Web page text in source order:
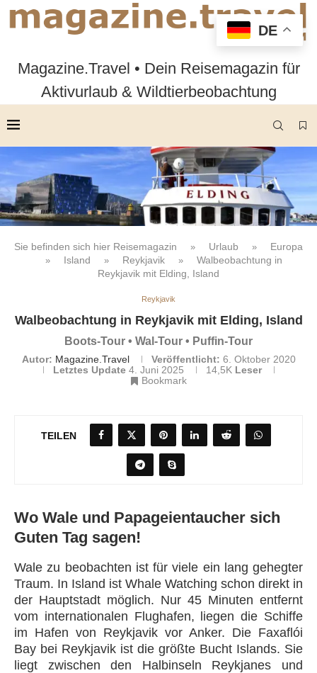
Magazine.Travel • Dein Reisemagazin für
Aktivurlaub & Wildtierbeobachtung
Sie befinden sich hier Reisemagazin » Urlaub » Europa
» Island » Reykjavik »
Walbeobachtung in
Reykjavik mit Elding, Island
Reykjavik
Walbeobachtung in Reykjavik mit Elding, Island
Boots-Tour • Wal-Tour • Puffin-Tour
Autor: Magazine.Travel Veröffentlicht: 6. Oktober 2020
Letztes Update 4. Juni 2025 14,5K Leser
Bookmark
TEILEN
Wo Wale und Papageientaucher sich
Guten Tag sagen!
Wale zu beobachten ist für viele ein lang gehegter
Traum. In Island ist Whale Watching schon direkt in
der Hauptstadt möglich. Nur 45 Minuten entfernt
vom internationalen Flughafen, liegen die Schiffe
im Hafen von Reykjavik vor Anker. Die Faxaflói
Bay bei Reykjavik ist die größte Bucht Islands. Sie
liegt zwischen den Halbinseln Reykjanes und
DE